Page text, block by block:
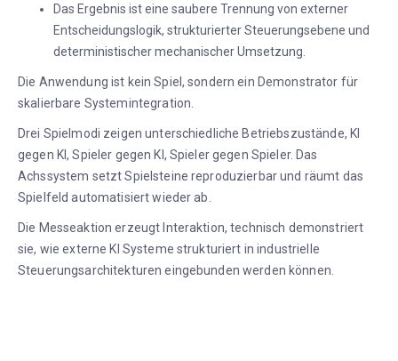
Das Ergebnis ist eine saubere Trennung von externer
Entscheidungslogik, strukturierter Steuerungsebene und
deterministischer mechanischer Umsetzung.
Die Anwendung ist kein Spiel, sondern ein Demonstrator für
skalierbare Systemintegration.
Drei Spielmodi zeigen unterschiedliche Betriebszustände, KI
gegen KI, Spieler gegen KI, Spieler gegen Spieler. Das
Achssystem setzt Spielsteine reproduzierbar und räumt das
Spielfeld automatisiert wieder ab.
Die Messeaktion erzeugt Interaktion, technisch demonstriert
sie, wie externe KI Systeme strukturiert in industrielle
Steuerungsarchitekturen eingebunden werden können.